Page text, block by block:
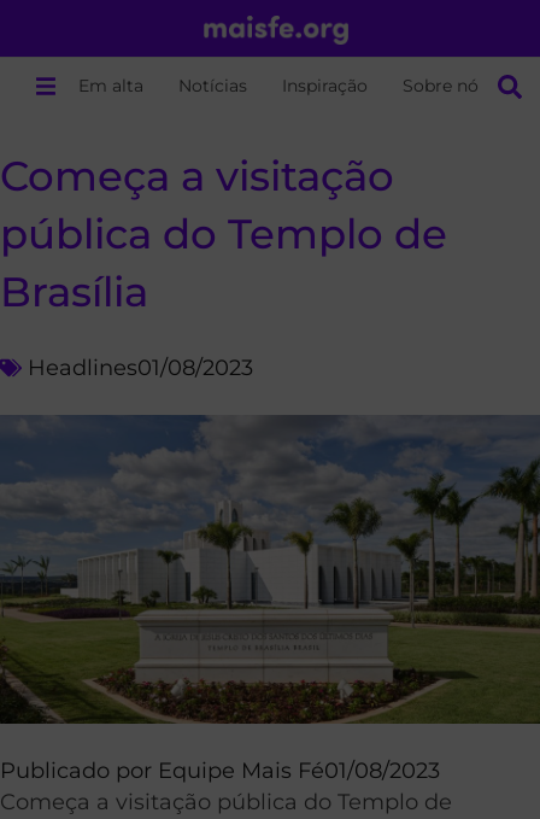
Em alta Notícias Inspiração Sobre nós
Começa a visitação
pública do Templo de
Brasília
Headlines01/08/2023
Publicado por Equipe Mais Fé01/08/2023
Começa a visitação pública do Templo de